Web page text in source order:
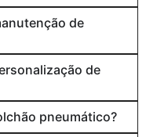
de
de
pneumático?